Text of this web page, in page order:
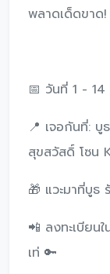
พลาดเด็ดขาด!
📅 วันที่ 1 -
📍 เจอกันที่:
สุขสวัสดิ์ โซน
🎁 แวะมาที่บูธ
📲 ลงทะเบีย
เท่ 🔑